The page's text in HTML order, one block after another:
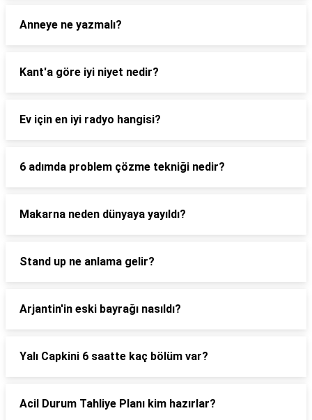
Anneye ne yazmalı?
Kant'a göre iyi niyet nedir?
Ev için en iyi radyo hangisi?
6 adımda problem çözme tekniği nedir?
Makarna neden dünyaya yayıldı?
Stand up ne anlama gelir?
Arjantin'in eski bayrağı nasıldı?
Yalı Capkini 6 saatte kaç bölüm var?
Acil Durum Tahliye Planı kim hazırlar?